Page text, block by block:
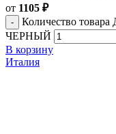
от 1105 ₽
Количество
ЧЕРНЫЙ
В корзину
Италия